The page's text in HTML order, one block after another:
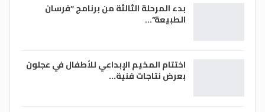
بدء المرحلة الثالثة من برنامج “فرسان
الطبيعة”…
اختتام المخيم الإبداعي للأطفال في عجلون
بعرض نتاجات فنية…